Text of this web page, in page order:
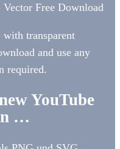
Free Download
transparent
and use any
required.
YouTube
…